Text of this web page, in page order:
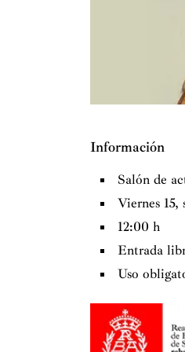
Conservatorio
formación con
con el
Información
Salón de
Viernes 15,
12:00 h
Entrada
Uso